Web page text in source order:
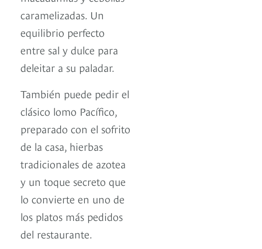
caramelizadas. Un
equilibrio perfecto
entre sal y dulce para
deleitar a su paladar.
También puede pedir el
clásico lomo Pacífico,
preparado con el sofrito
de la casa, hierbas
tradicionales de azotea
y un toque secreto que
lo convierte en uno de
los platos más pedidos
del restaurante.